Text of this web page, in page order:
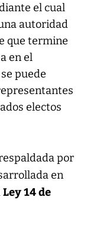
el cual
autoridad
que termine
en el
puede
electos
por
en
Ley 14 de